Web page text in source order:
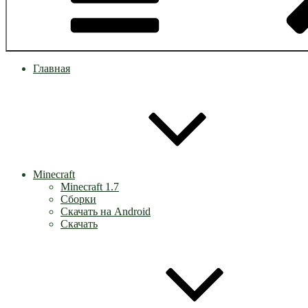
Главная
Minecraft
Minecraft 1.7
Сборки
Скачать на Android
Скачать